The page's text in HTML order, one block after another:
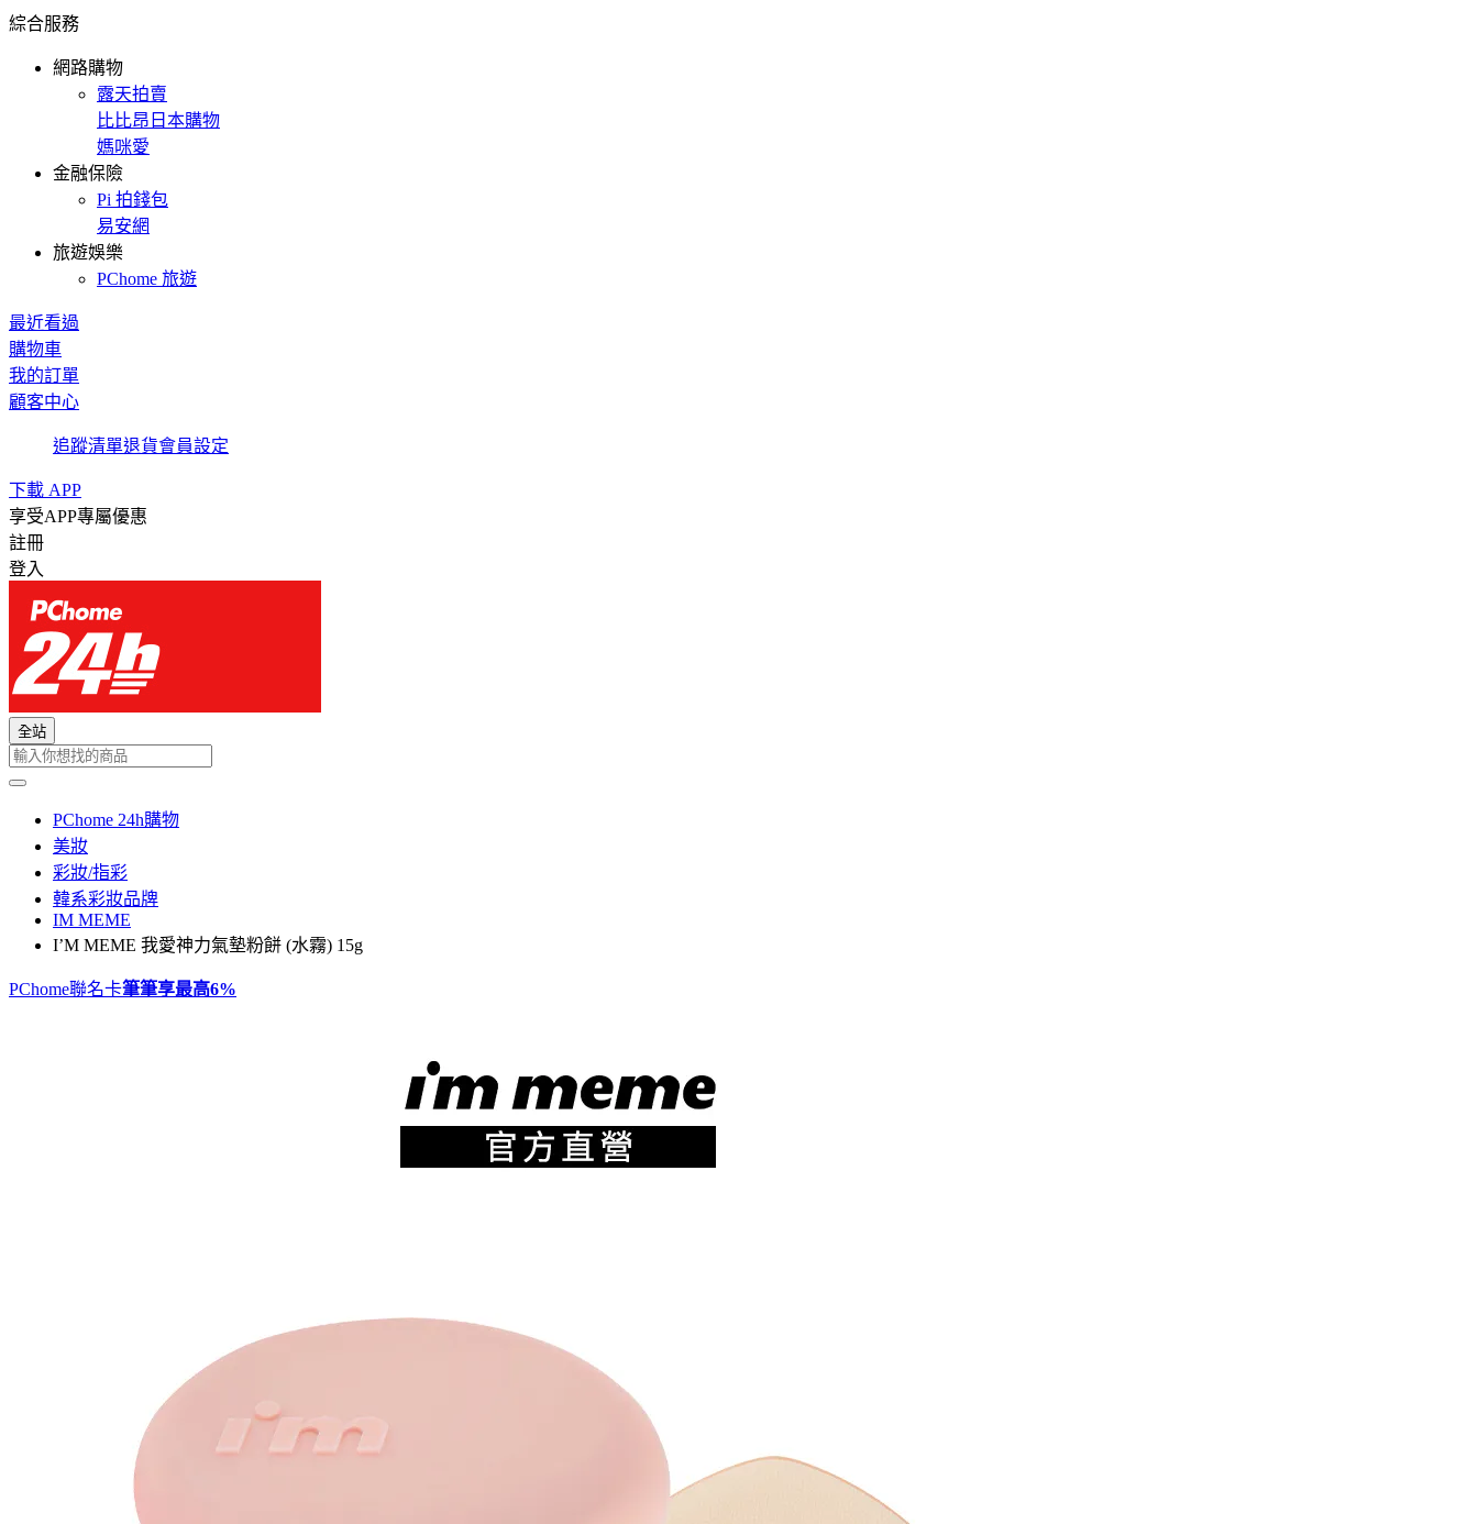
綜合服務
網路購物
露天拍賣
比比昂日本購物
媽咪愛
金融保險
Pi 拍錢包
易安網
旅遊娛樂
PChome 旅遊
最近看過
購物車
我的訂單
顧客中心
追蹤清單退貨會員設定
下載 APP
享受APP專屬優惠
註冊
登入
全站
PChome 24h購物
美妝
彩妝/指彩
韓系彩妝品牌
IM MEME
I’M MEME 我愛神力氣墊粉餅 (水霧) 15g
PChome聯名卡筆筆享最高6%